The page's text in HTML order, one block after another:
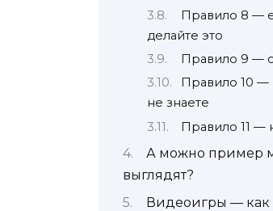
Правило 8 —
делайте это
Правило 9 —
Правило 10 —
не знаете
Правило 11 —
А можно пример
выглядят?
Видеоигры — как